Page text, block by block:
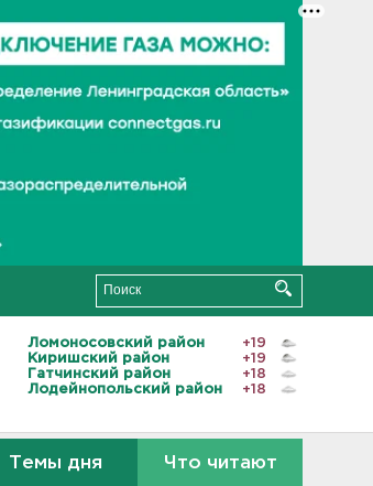
Ломоносовский район
+19
Киришский район
+19
Гатчинский район
+18
Лодейнопольский район
+18
Темы дня Что читают